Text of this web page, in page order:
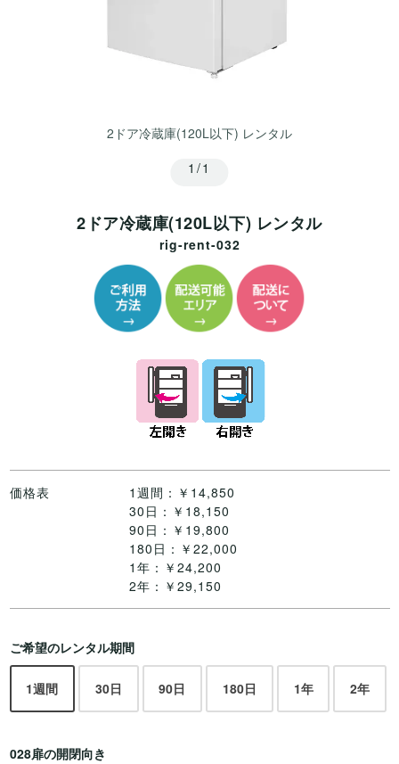
2ドア冷蔵庫(120L以下) レンタル
1/1
2ドア冷蔵庫(120L以下) レンタル
rig-rent-032
価格表
1週間：￥14,850
30日：￥18,150
90日：￥19,800
180日：￥22,000
1年：￥24,200
2年：￥29,150
ご希望のレンタル期間
1週間 30日 90日 180日 1年 2年
028扉の開閉向き